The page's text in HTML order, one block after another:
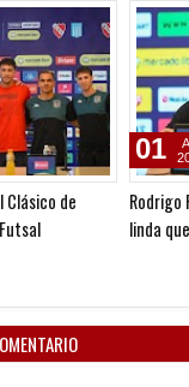
de
Rodrigo
linda
01